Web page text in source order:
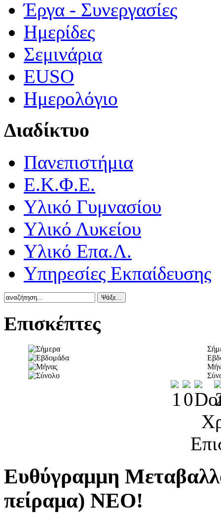
Έργα - Συνεργασίες
Ημερίδες
Σεμινάρια
EUSO
Ημερολόγιο
Διαδίκτυο
Πανεπιστήμια
Ε.Κ.Φ.Ε.
Υλικό Γυμνασίου
Υλικό Λυκείου
Υλικό Επα.Λ.
Υπηρεσίες Εκπαίδευσης
Επισκέπτες
Ευθύγραμμη
πείραμα) NEO!